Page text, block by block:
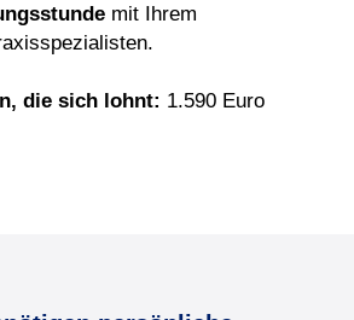
mit Ihrem
die sich lohnt: 1.590 Euro